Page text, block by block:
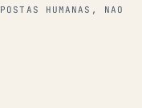
HUMANAS, NAO